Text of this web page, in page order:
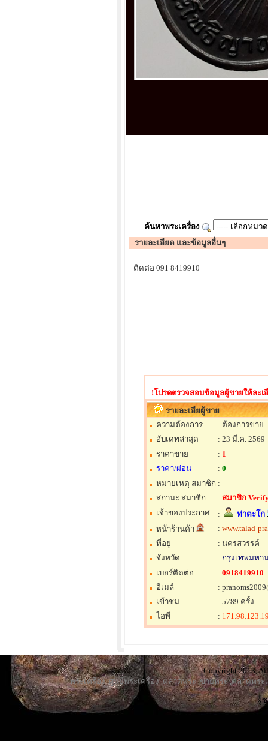
ค้นหาพระเครื่อง
รายละเอียด และข้อมูลอื่นๆ
ติดต่อ 091 8419910
!โปรดตรวจสอบข้อมูลผู้ขายให้ละเ
รายละเอียผู้ขาย
ความต้องการ
: ต้องการขาย
อับเดทล่าสุด
: 23 มี.ค. 2569
ราคาขาย
: 1
ราคา/ผ่อน
: 0
หมายเหตุ สมาชิก :
สถานะ สมาชิก
: สมาชิก
เจ้าของประกาศ
:
ท่าตะโก
หน้าร้านค้า
: www.talad-
ที่อยู่
: นครสวรรค์
จังหวัด
: กรุงเทพมหา
เบอร์ติดต่อ
: 0918419910
อีเมล์
:
เข้าชม
: 5789 ครั้ง
ไอพี
:
Copyright 2013,
พระเครื่อง ,ศูนย์พระเครื่อง,ตลาดพระ ,ขายพระ ,ตลาดพระ
ผู้